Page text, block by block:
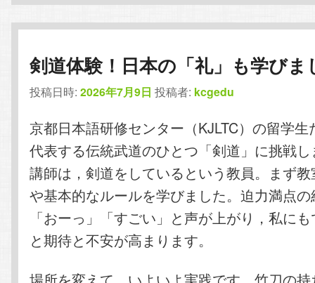
剣道体験！日本の「礼」も学びま
投稿日時:2026年7月9日 投稿者: kcgedu
京都日本語研修センター（KJLTC）の留学
代表する伝統武道のひとつ「剣道」に挑戦
講師は，剣道をしているという教員。まず
や基本的なルールを学びました。迫力満点
「おーっ」「すごい」と声が上がり，私に
と期待と不安が高まります。